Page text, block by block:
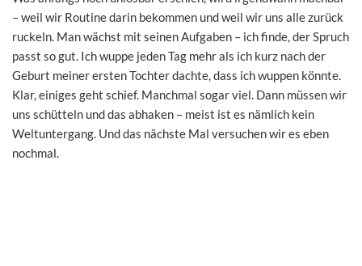
– weil wir Routine darin bekommen und weil wir uns alle zurück
ruckeln. Man wächst mit seinen Aufgaben – ich finde, der Spruch
passt so gut. Ich wuppe jeden Tag mehr als ich kurz nach der
Geburt meiner ersten Tochter dachte, dass ich wuppen könnte.
Klar, einiges geht schief. Manchmal sogar viel. Dann müssen wir
uns schütteln und das abhaken – meist ist es nämlich kein
Weltuntergang. Und das nächste Mal versuchen wir es eben
nochmal.